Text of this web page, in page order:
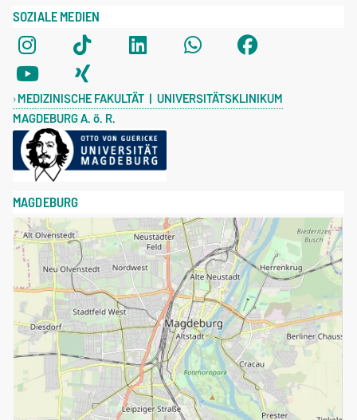
SOZIALE MEDIEN
MEDIZINISCHE FAKULTÄT | UNIVERSITÄTSKLINIKUM
MAGDEBURG A. ö. R.
MAGDEBURG